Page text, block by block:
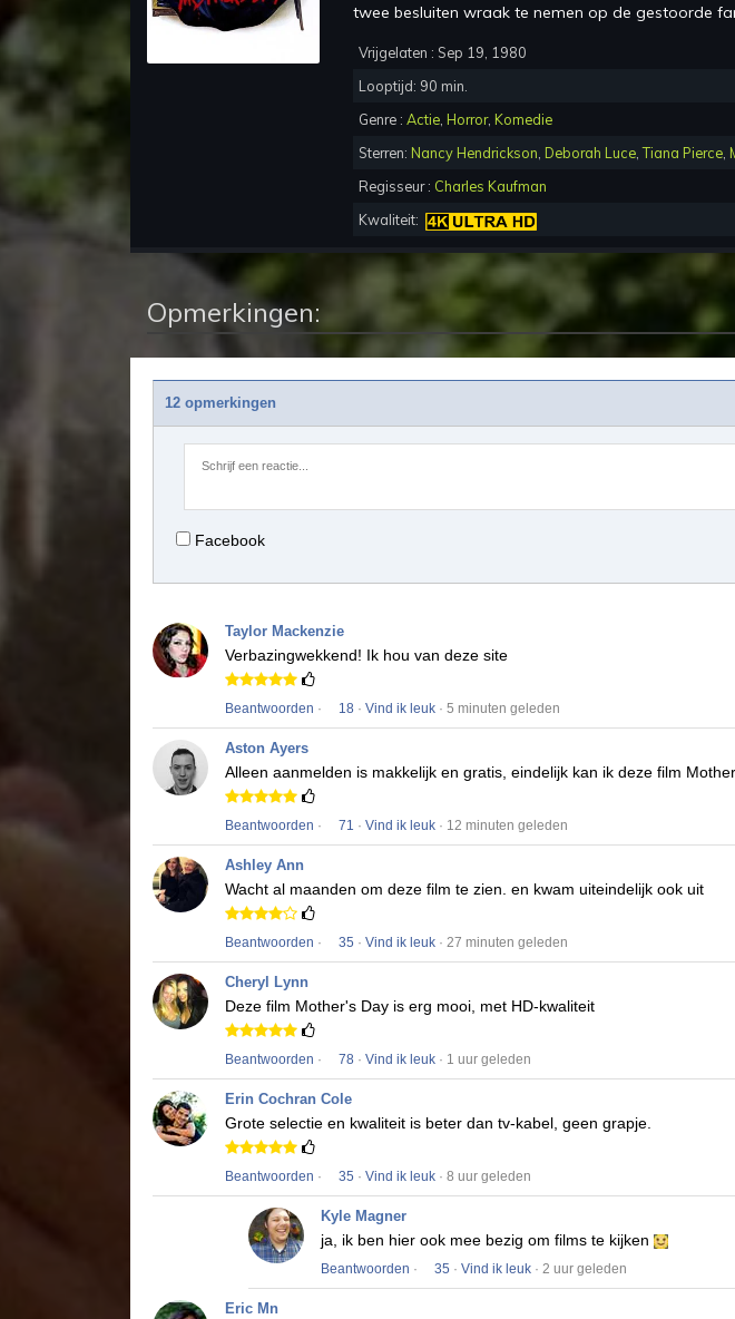
twee besluiten wraak te nemen op de gestoorde
Vrijgelaten : Sep 19, 1980
Looptijd: 90 min.
Genre : Actie, Horror, Komedie
Sterren: Nancy Hendrickson, Deborah Luce,Tiana Pierce,
Regisseur : Charles Kaufman
Kwaliteit:
Opmerkingen:
12 opmerkingen
Facebook
Taylor Mackenzie
Verbazingwekkend! Ik hou van deze site
Beantwoorden · 18 · Vind ik leuk · 5 minuten geleden
Aston Ayers
Alleen aanmelden is makkelijk en gratis, eindelijk kan ik deze film
Beantwoorden · 71 · Vind ik leuk · 12 minuten geleden
Ashley Ann
Wacht al maanden om deze film te zien. en kwam uiteindelijk ook uit
Beantwoorden · 35 · Vind ik leuk · 27 minuten geleden
Cheryl Lynn
Deze film Mother's Day is erg mooi, met HD-kwaliteit
Beantwoorden · 78 · Vind ik leuk · 1 uur geleden
Erin Cochran Cole
Grote selectie en kwaliteit is beter dan tv-kabel, geen grapje.
Beantwoorden · 35 · Vind ik leuk · 8 uur geleden
Kyle Magner
ja, ik ben hier ook mee bezig om films te kijken
Beantwoorden · 35 · Vind ik leuk · 2 uur geleden
Eric Mn